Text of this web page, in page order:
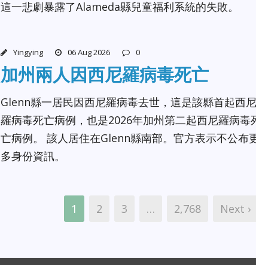
這一悲劇暴露了Alameda縣兒童福利系統的失敗。
Yingying 06 Aug 2026 0
加州兩人因西尼羅病毒死亡
Glenn縣一居民因西尼羅病毒去世，這是該縣首起西尼
羅病毒死亡病例，也是2026年加州第二起西尼羅病毒
亡病例。 該人居住在Glenn縣南部。官方表示不公布
多身份資訊。
1 2 3 … 2,768 Next ›